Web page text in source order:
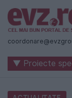
Știri
naționale
▼ Proiecte